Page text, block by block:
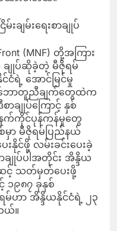
ချမ်းရေးစာချုပ်
(MNF) တို့အကြား
ချုပ်ဆိုခဲ့တဲ့ မီဇိုရမ်
င်ငံရဲ့ အောင်မြင်မှု
ဘောတူညီချက်တွေထဲက
ချုပ်ကြောင့် နှစ်
က်နက်ကိုင်ပုန်ကန်မှုတွေ
မှာ မီဇိုရမ်ပြည်နယ်
င်ဖို့ လမ်းခင်းပေးခဲ့
ာချုပ်ပါအတိုင်း အိန္ဒိယ
င့် သတ်မှတ်ပေးဖို့
၉၈၇ ခုနှစ်
မ်ဟာ အိန္ဒိယနိုင်ငံရဲ့ ၂၃
ယ်။